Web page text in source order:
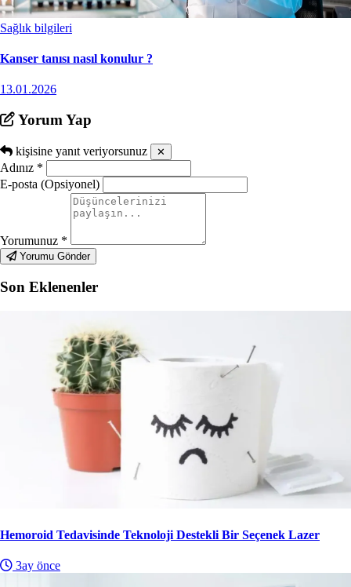
Sağlık bilgileri
Kanser tanısı nasıl konulur ?
13.01.2026
Yorum Yap
kişisine yanıt veriyorsunuz ✕
Adınız *
E-posta (Opsiyonel)
Yorumunuz *
Yorumu Gönder
Son Eklenenler
Hemoroid Tedavisinde Teknoloji Destekli Bir Seçenek Lazer
3ay önce